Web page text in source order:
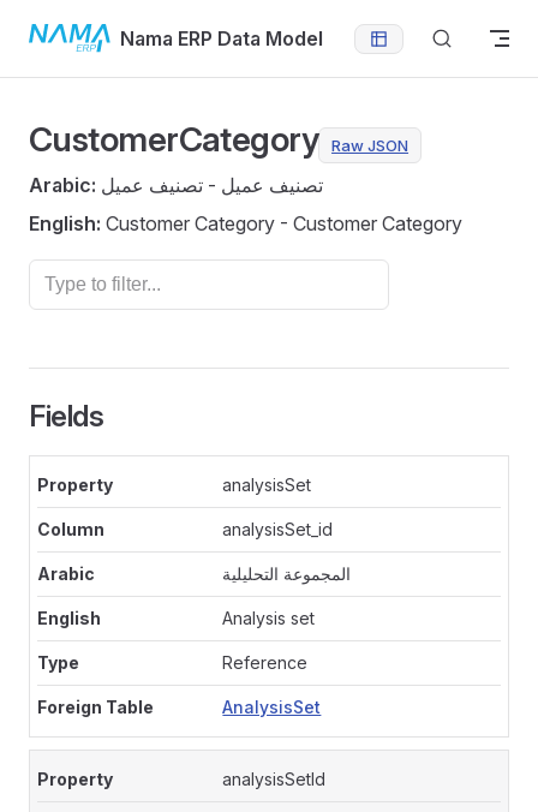
Skip to contentNama ERP Data Model
CustomerCategory Raw JSON
Arabic: تصنيف عميل - تصنيف عميل
English: Customer Category - Customer Category
Fields
analysisSet
analysisSet_id
المجموعة التحليلية
Analysis set
Reference
AnalysisSet
analysisSetId